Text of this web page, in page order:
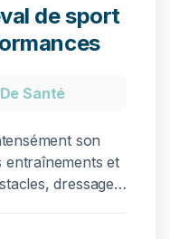
de sport
Santé
son
et
dressage,